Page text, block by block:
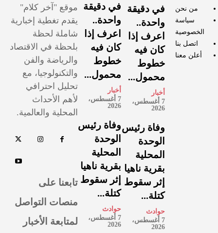
من نحن
سياسة
الخصوصية
اتصل بنا
أعلن معنا
في دقيقة
واحدة..
اعرف إذا
كان فيه
خطوط
محمول...
أخبار
7 أغسطس،
2026
وفاة رئيس
الوحدة
المحلية
بقرية ناهيا
إثر سقوط
كتلة...
حوادث
7 أغسطس،
2026
في دقيقة
واحدة..
اعرف إذا
كان فيه
خطوط
محمول...
أخبار
7 أغسطس،
2026
وفاة رئيس
الوحدة
المحلية
بقرية ناهيا
إثر سقوط
كتلة...
حوادث
7 أغسطس،
2026
موقع "آخر كلام"
يقدم تغطية إخبارية
شاملة لحظة
بلحظة في الاقتصاد
والرياضة والفن
والتكنولوجيا، مع
تحليل احترافي
لأهم الأحداث
المحلية والعالمية.
تابعنا على
منصات التواصل
لمتابعة الأخبار